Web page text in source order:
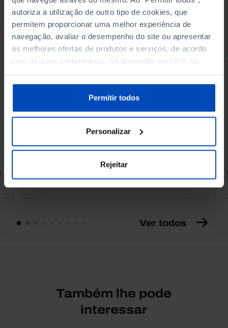
autoriza a utilização de outro tipo de cookies, que
permitem proporcionar uma melhor experiência de
navegação, avaliar o desempenho do site ou apresentar
as melhores ofertas de produtos e serviços, de acordo
com as suas preferências. Se pretender escolher os
tipos de cookies, clique em "Personalizar". Saiba mais
sobre cookies através da gestão de preferências ou da
Política de Cookies.
Permitir todos
Personalizar
Rejeitar
RETRATOS
Promessas do Futebol
4,50 € 5,00 € -10%
Comprar
Ver todos
Também lhe pode
interessar